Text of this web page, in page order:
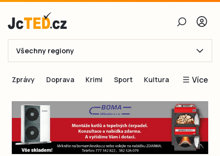
E-mail
Obnovit heslo
Přihlásit se
Všechny regiony
Zprávy Doprava Krimi Sport Kultura Více
Blogy
Inspirace
Čtenáři píší
Speciální přílohy